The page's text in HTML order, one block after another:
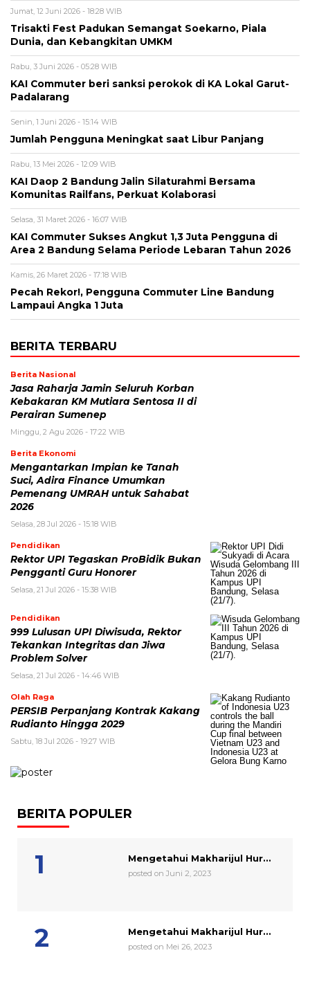
Jumat, 12 Juni 2026 - 18:28 WIB
Trisakti Fest Padukan Semangat Soekarno, Piala
Dunia, dan Kebangkitan UMKM
Rabu, 3 Juni 2026 - 05:28 WIB
KAI Commuter beri sanksi perokok di KA Lokal Garut-
Padalarang
Senin, 1 Juni 2026 - 15:14 WIB
Jumlah Pengguna Meningkat saat Libur Panjang
Rabu, 13 Mei 2026 - 12:09 WIB
KAI Daop 2 Bandung Jalin Silaturahmi Bersama
Komunitas Railfans, Perkuat Kolaborasi
Selasa, 31 Maret 2026 - 16:07 WIB
KAI Commuter Sukses Angkut 1,3 Juta Pengguna di
Area 2 Bandung Selama Periode Lebaran Tahun 2026
Kamis, 26 Maret 2026 - 17:18 WIB
Pecah Rekor!, Pengguna Commuter Line Bandung
Lampaui Angka 1 Juta
BERITA TERBARU
Berita Nasional
Jasa Raharja Jamin Seluruh Korban
Kebakaran KM Mutiara Sentosa II di
Perairan Sumenep
Minggu, 2 Agu 2026 - 17:22 WIB
Berita Ekonomi
Mengantarkan Impian ke Tanah
Suci, Adira Finance Umumkan
Pemenang UMRAH untuk Sahabat
2026
Selasa, 28 Jul 2026 - 15:18 WIB
Pendidikan
Rektor UPI Tegaskan ProBidik Bukan
Pengganti Guru Honorer
Selasa, 21 Jul 2026 - 15:38 WIB
Pendidikan
999 Lulusan UPI Diwisuda, Rektor
Tekankan Integritas dan Jiwa
Problem Solver
Selasa, 21 Jul 2026 - 14:46 WIB
Olah Raga
PERSIB Perpanjang Kontrak Kakang
Rudianto Hingga 2029
Sabtu, 18 Jul 2026 - 19:27 WIB
BERITA POPULER
Mengetahui Makharijul Hur...
posted on Juni 2, 2023
Mengetahui Makharijul Hur...
posted on Mei 26, 2023